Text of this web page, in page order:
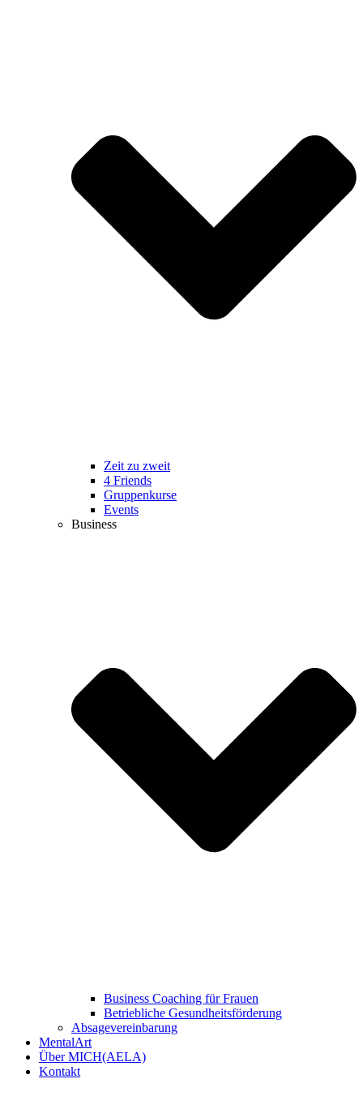
Zeit zu zweit
4 Friends
Gruppenkurse
Events
Business
Business Coaching für Frauen
Betriebliche Gesundheitsförderung
Absagevereinbarung
MentalArt
Über MICH(AELA)
Kontakt